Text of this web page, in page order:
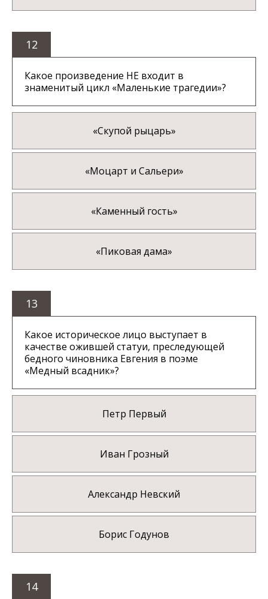
12
Какое произведение НЕ входит в
знаменитый цикл «Маленькие трагедии»?
«Скупой рыцарь»
«Моцарт и Сальери»
«Каменный гость»
«Пиковая дама»
13
Какое историческое лицо выступает в
качестве ожившей статуи, преследующей
бедного чиновника Евгения в поэме
«Медный всадник»?
Петр Первый
Иван Грозный
Александр Невский
Борис Годунов
14